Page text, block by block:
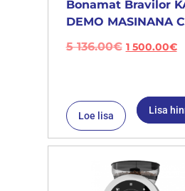
Bonamat Bravilor
DEMO MASINANA
5 136.00€ 1 500.00€
Loe lisa Lisa